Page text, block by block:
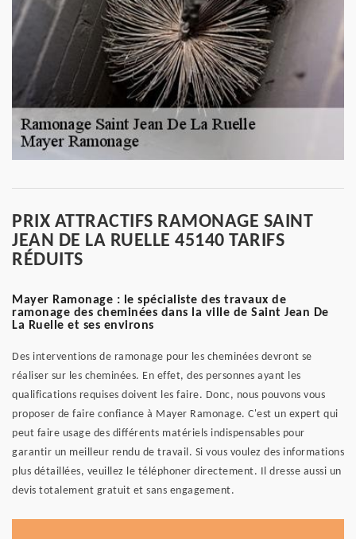
PRIX ATTRACTIFS RAMONAGE SAINT
JEAN DE LA RUELLE 45140 TARIFS
RÉDUITS
Mayer Ramonage : le spécialiste des travaux de
ramonage des cheminées dans la ville de Saint Jean De
La Ruelle et ses environs
Des interventions de ramonage pour les cheminées devront se
réaliser sur les cheminées. En effet, des personnes ayant les
qualifications requises doivent les faire. Donc, nous pouvons vous
proposer de faire confiance à Mayer Ramonage. C'est un expert qui
peut faire usage des différents matériels indispensables pour
garantir un meilleur rendu de travail. Si vous voulez des informations
plus détaillées, veuillez le téléphoner directement. Il dresse aussi un
devis totalement gratuit et sans engagement.